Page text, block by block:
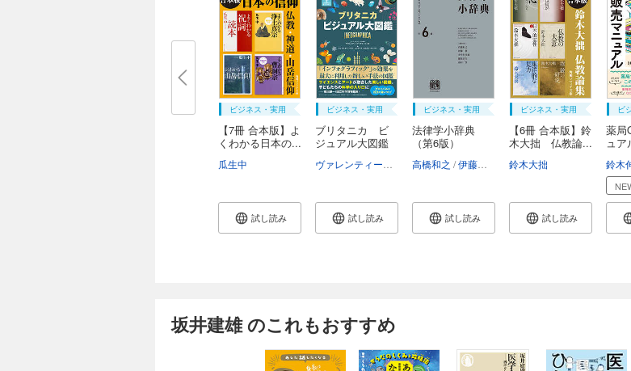
ビジネス・実用
【7冊 合本版】よ
くわかる日本の...
瓜生中
試し読み
ビジネス・実用
ブリタニカ ビ
ジュアル大図鑑
アンドリュー・ペティ コンラッド
試し読み
ビジネス・実用
法律学小辞典
（第6版）
高橋和之 伊藤眞 小早川光郎 山口厚
試し読み
ビジネス・実用
【6冊 合本版】鈴
木大拙 仏教論...
鈴木大拙
試し読み
ビ
薬局
ュア
鈴木
坂井建雄 のこれもおすすめ